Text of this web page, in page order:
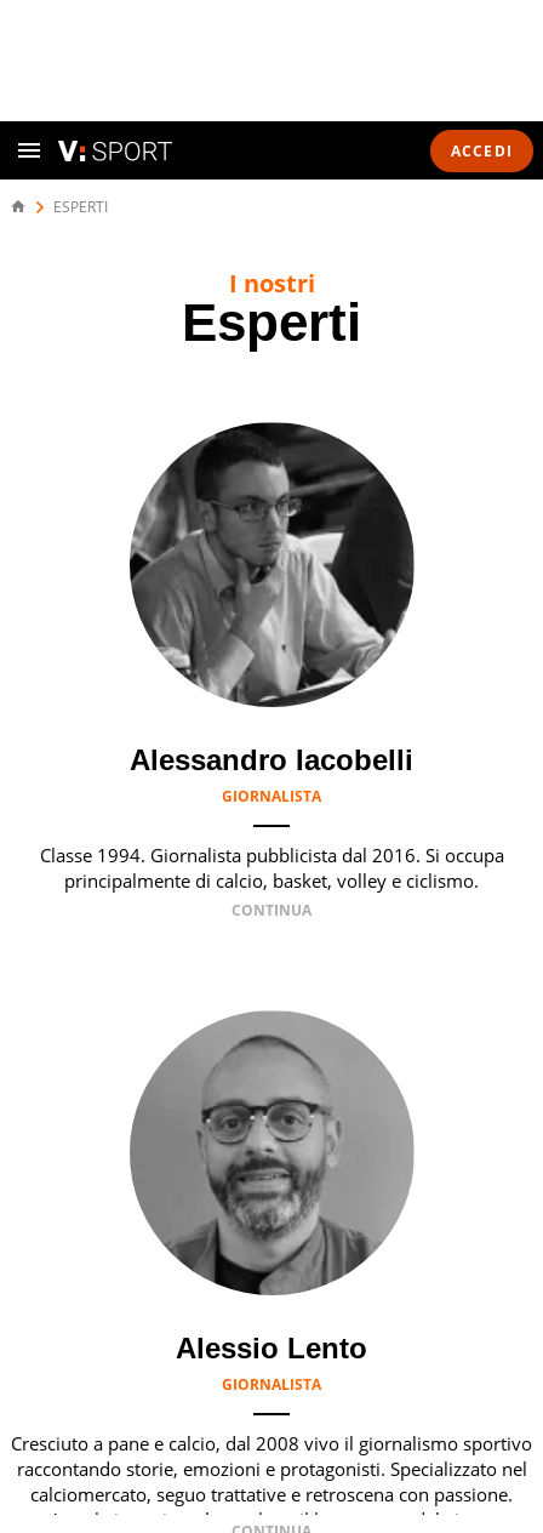
ACCEDI
ESPERTI
I nostri
Esperti
Alessandro Iacobelli
GIORNALISTA
Classe 1994. Giornalista pubblicista dal 2016. Si occupa
principalmente di calcio, basket, volley e ciclismo.
Alessio Lento
GIORNALISTA
Cresciuto a pane e calcio, dal 2008 vivo il giornalismo sportivo
raccontando storie, emozioni e protagonisti. Specializzato nel
calciomercato, seguo trattative e retroscena con passione.
Amo le interviste che svelano il lato umano del gioco.